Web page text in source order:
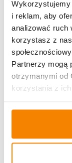
i reklam, aby
analizować ruch
korzystasz z
Partnerzy mogą
otrzymanymi od
korzystania z ich
Specyfikacja
Opinie
Może